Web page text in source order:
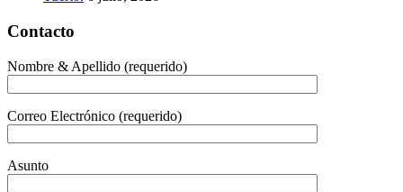
Contacto
Nombre & Apellido (requerido)
Correo Electrónico (requerido)
Asunto